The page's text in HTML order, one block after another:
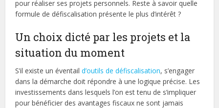
pour réaliser ses projets personnels. Reste à savoir quelle
formule de défiscalisation présente le plus d’intérêt ?
Un choix dicté par les projets et la
situation du moment
S’il existe un éventaild’outils de défiscalisation, s’engager
dans la démarche doit répondre à une logique précise. Les
investissements dans lesquels l’on est tenu de s’impliquer
pour bénéficier des avantages fiscaux ne sont jamais